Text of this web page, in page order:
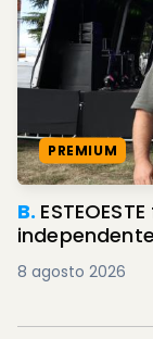
PREMIUM
B.
8 agosto 2026